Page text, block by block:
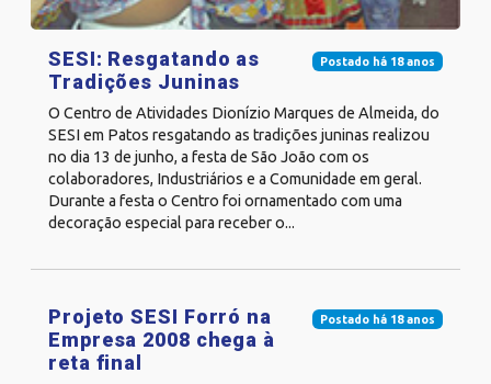
Postado há 18 anos
SESI: Resgatando as
Tradições Juninas
O Centro de Atividades Dionízio Marques de Almeida, do
SESI em Patos resgatando as tradições juninas realizou
no dia 13 de junho, a festa de São João com os
colaboradores, Industriários e a Comunidade em geral.
Durante a festa o Centro foi ornamentado com uma
decoração especial para receber o...
Postado há 18 anos
Projeto SESI Forró na
Empresa 2008 chega à
reta final